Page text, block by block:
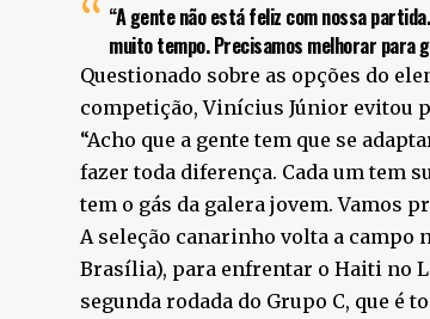
“A gente não está feliz com nossa
muito tempo. Precisamos melhorar para
Questionado sobre as opções do
competição, Vinícius Júnior evitou
“Acho que a gente tem que se
fazer toda diferença. Cada um tem
tem o gás da galera jovem. Vamos
A seleção canarinho volta a campo
Brasília), para enfrentar o Haiti no
segunda rodada do Grupo C, que é